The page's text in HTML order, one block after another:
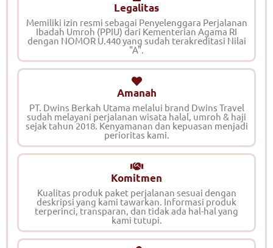
Legalitas
Memiliki izin resmi sebagai Penyelenggara Perjalanan
Ibadah Umroh (PPIU) dari Kementerian Agama RI
dengan NOMOR U.440 yang sudah terakreditasi Nilai
"A".
Amanah
PT. Dwins Berkah Utama melalui brand Dwins Travel
sudah melayani perjalanan wisata halal, umroh & haji
sejak tahun 2018. Kenyamanan dan kepuasan menjadi
perioritas kami.
Komitmen
Kualitas produk paket perjalanan sesuai dengan
deskripsi yang kami tawarkan. Informasi produk
terperinci, transparan, dan tidak ada hal-hal yang
kami tutupi.